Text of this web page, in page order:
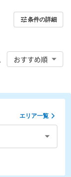
条件の詳細
おすすめ順
エリア一覧